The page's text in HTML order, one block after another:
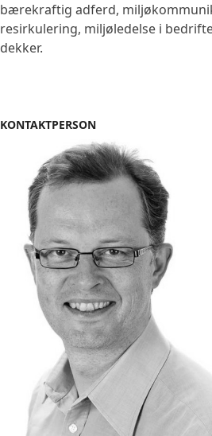
bærekraftig adferd,
resirkulering, miljøledelse i
dekker.
KONTAKTPERSON